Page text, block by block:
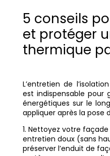
5 conseils
et protéger
thermique
L’entretien de
est indispensable pour
énergétiques sur le
appliquer après la pose
Nettoyez votre façade
entretien doux (sans
préserver l’enduit de